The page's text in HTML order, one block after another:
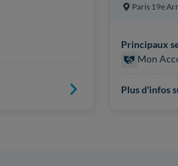
Paris 19e
Principaux
Mon
Plus d'infos